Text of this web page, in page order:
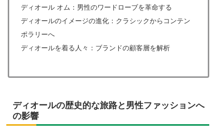
ディオール オム：男性のワードローブを革命する
ディオールのイメージの進化：クラシックからコンテン
ポラリーへ
ディオールを着る人々：ブランドの顧客層を解析
ディオールの歴史的な旅路と男性ファッションへ
の影響